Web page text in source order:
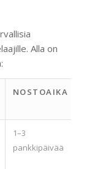
Alla on
NOSTOAIKA
1–3
pankkipäivää